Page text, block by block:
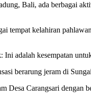
Bali, ada berbagai
tempat kelahiran
: Ini adalah kesempatan
berarung jeram di
Desa Carangsari dengan